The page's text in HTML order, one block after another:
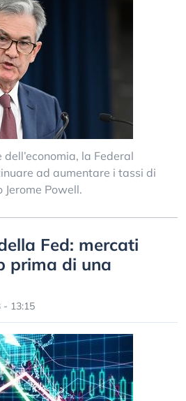
la Federal
ad aumentare i tassi di
Powell.
Fed: mercati
prima di una
- 13:15